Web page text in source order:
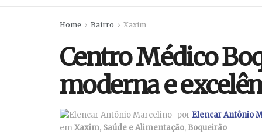
Home Bairro Xaxim
Centro Médico
moderna e
por Elencar Antônio
emXaxim, Saúde e Alimentação, Boqueirão